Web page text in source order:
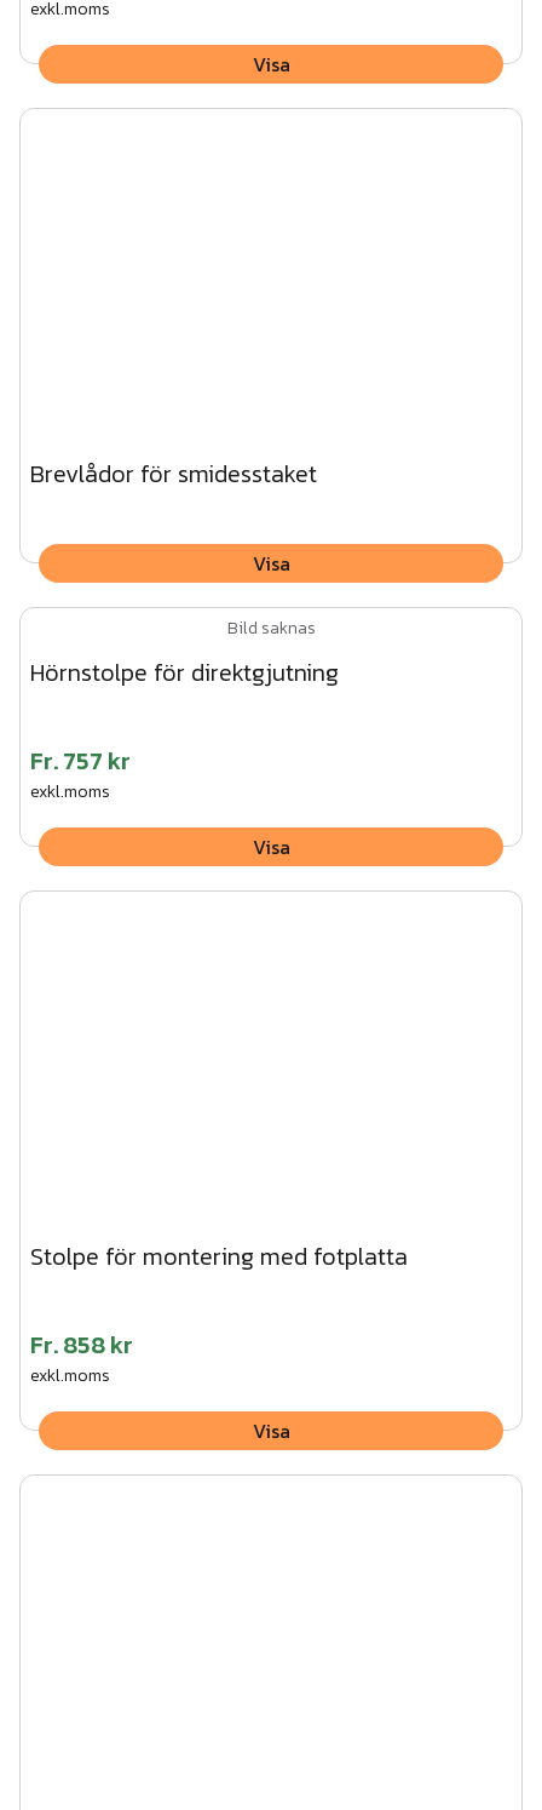
exkl.moms
Visa
Brevlådor för smidesstaket
Visa
Bild saknas
Hörnstolpe för direktgjutning
Fr.757 kr
exkl.moms
Visa
Stolpe för montering med fotplatta
Fr.858 kr
exkl.moms
Visa